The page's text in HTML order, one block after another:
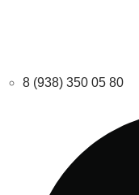
8 (938) 350 05 80